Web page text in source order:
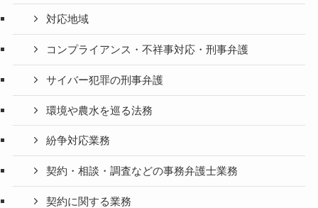
対応地域
コンプライアンス・不祥事対応・刑事弁護
サイバー犯罪の刑事弁護
環境や農水を巡る法務
紛争対応業務
契約・相談・調査などの事務弁護士業務
契約に関する業務